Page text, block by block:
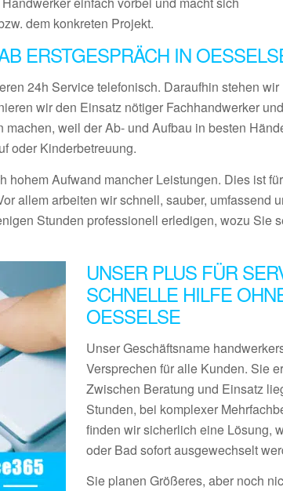
dem konkreten Projekt.
ERSTGESPRÄCH IN
24h Service telefonisch. Daraufhin stehen
wir den Einsatz nötiger Fachhandwerker
machen, weil der Ab- und Aufbau in besten
oder Kinderbetreuung.
hohem Aufwand mancher Leistungen. Dies ist
allem arbeiten wir schnell, sauber, umfassend
Stunden professionell erledigen, wozu Sie
UNSER PLUS FÜR
SCHNELLE HILFE
OESSELSE
Unser Geschäftsname
Versprechen für alle Kunden. Sie
Zwischen Beratung und Einsatz
Stunden, bei komplexer
finden wir sicherlich eine Lösung,
oder Bad sofort ausgewechselt
Sie planen Größeres, aber noch